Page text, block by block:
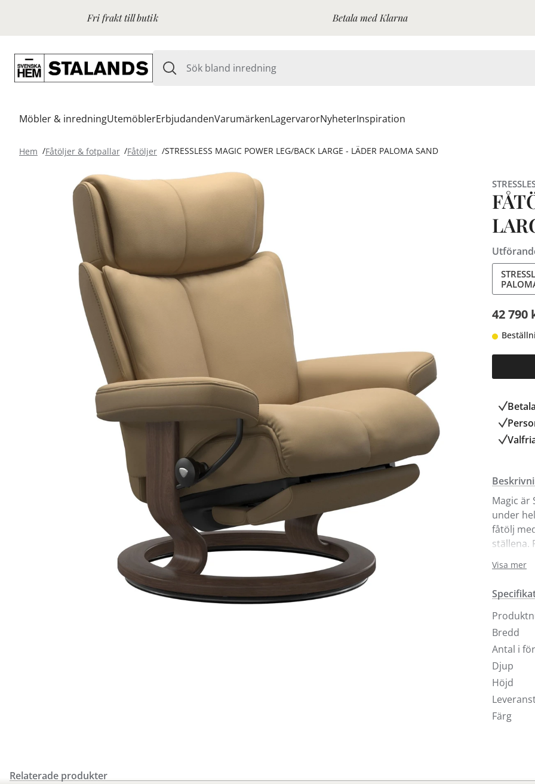
Fri frakt till butik Betala med Klarna
Möbler & inredningUtemöblerErbjudandenVarumärkenLagervarorNyheterInspiration
Hem Fåtöljer & fotpallar Fåtöljer STRESSLESS MAGIC POWER LEG/BACK LARGE - LÄDER PALOMA SAND
42 790
Magic är
under
fåtölj
ställena.
gör att
Power
diskreta
position.
med
Visa mer
Bredd
Antal i
Djup
Höjd
Färg
Relaterade produkter Finns i fler val (4)